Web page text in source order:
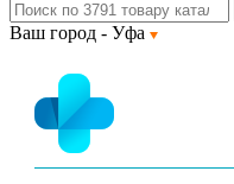
Ваш город - Уфа